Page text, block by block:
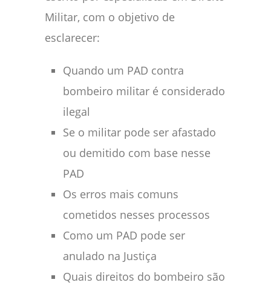
Militar, com o objetivo de
esclarecer:
Quando um PAD contra
bombeiro militar é considerado
ilegal
Se o militar pode ser afastado
ou demitido com base nesse
PAD
Os erros mais comuns
cometidos nesses processos
Como um PAD pode ser
anulado na Justiça
Quais direitos do bombeiro são